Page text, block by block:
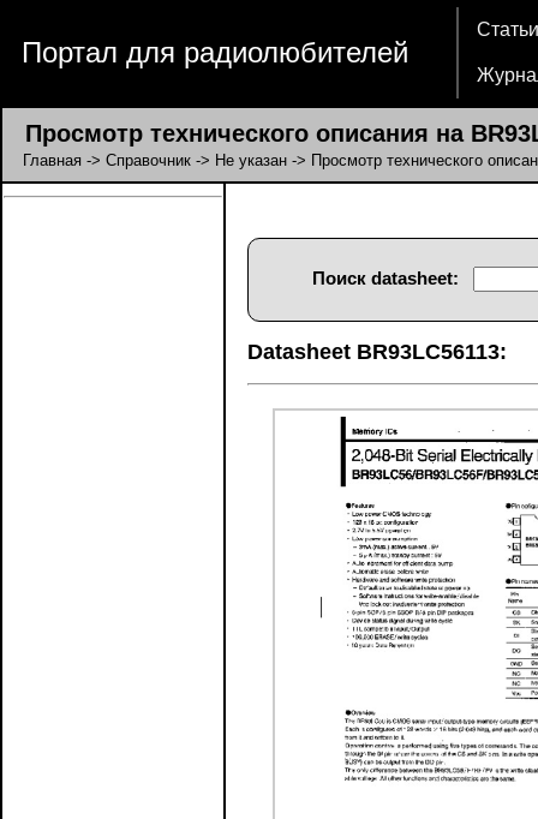
Портал для радиолюбителей
Статьи
Просмотр технического описания на
Главная -> Справочник -> Не указан -> Просмотр технического
Поиск datasheet:
Datasheet BR93LC56113: